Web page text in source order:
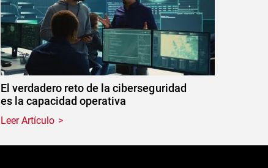
El verdadero reto de la ciberseguridad
es la capacidad operativa
Leer Artículo